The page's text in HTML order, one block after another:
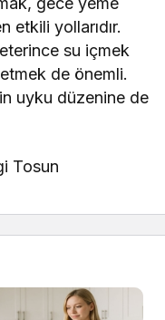
etkili yollarıdır.
su içmek
etmek de önemli.
uyku düzenine de
Tosun